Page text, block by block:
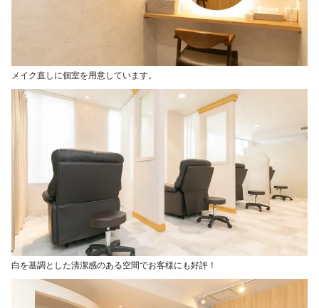
メイク直しに個室を用意しています。
白を基調とした清潔感のある空間でお客様にも好評！